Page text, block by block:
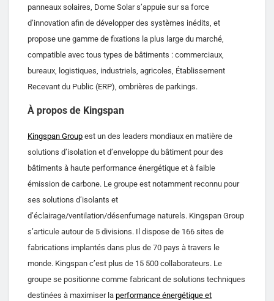
panneaux solaires, Dome Solar s’appuie sur sa force
d’innovation afin de développer des systèmes inédits, et
propose une gamme de fixations la plus large du marché,
compatible avec tous types de bâtiments : commerciaux,
bureaux, logistiques, industriels, agricoles, Établissement
Recevant du Public (ERP), ombrières de parkings.
À propos de Kingspan
Kingspan Group est un des leaders mondiaux en matière de
solutions d’isolation et d’enveloppe du bâtiment pour des
bâtiments à haute performance énergétique et à faible
émission de carbone. Le groupe est notamment reconnu pour
ses solutions d’isolants et
d’éclairage/ventilation/désenfumage naturels. Kingspan Group
s’articule autour de 5 divisions. Il dispose de 166 sites de
fabrications implantés dans plus de 70 pays à travers le
monde. Kingspan c’est plus de 15 500 collaborateurs. Le
groupe se positionne comme fabricant de solutions techniques
destinées à maximiser la performance énergétique et